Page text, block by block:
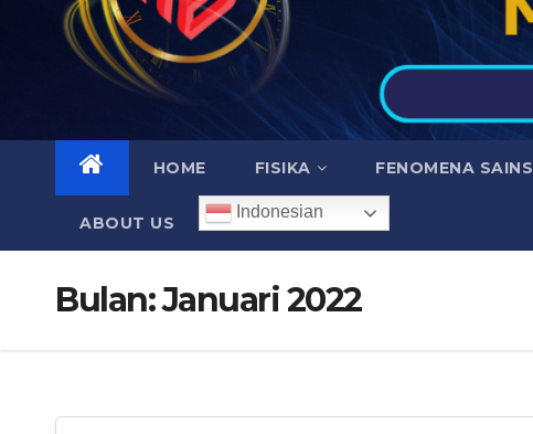
HOME FISIKA FENOMENA SAINS
ABOUT US
Indonesian
Bulan:Januari 2022